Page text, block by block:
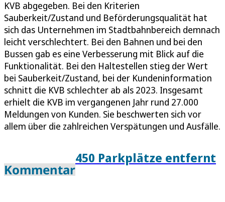
KVB abgegeben. Bei den Kriterien
Sauberkeit/Zustand und Beförderungsqualität hat
sich das Unternehmen im Stadtbahnbereich demnach
leicht verschlechtert. Bei den Bahnen und bei den
Bussen gab es eine Verbesserung mit Blick auf die
Funktionalität. Bei den Haltestellen stieg der Wert
bei Sauberkeit/Zustand, bei der Kundeninformation
schnitt die KVB schlechter ab als 2023. Insgesamt
erhielt die KVB im vergangenen Jahr rund 27.000
Meldungen von Kunden. Sie beschwerten sich vor
allem über die zahlreichen Verspätungen und Ausfälle.
Kommentar
450 Parkplätze entfernt